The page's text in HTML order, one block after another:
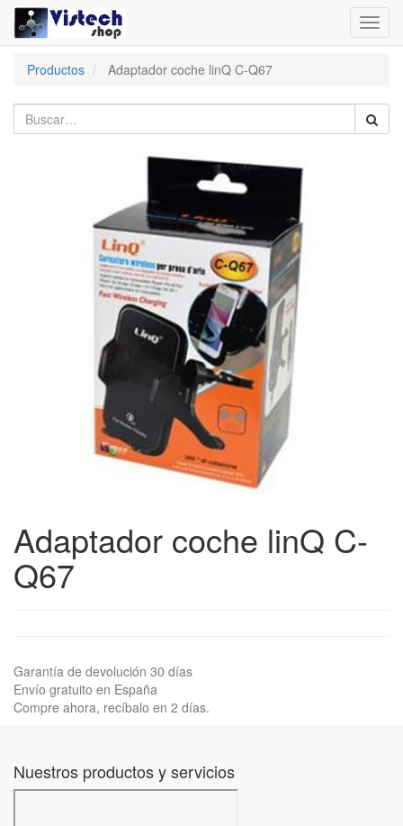
Productos
Adaptador coche linQ C-Q67
Adaptador coche linQ C-
Q67
Garantía de devolución 30 días
Envío gratuito en España
Compre ahora, recíbalo en 2 días.
Nuestros productos y servicios